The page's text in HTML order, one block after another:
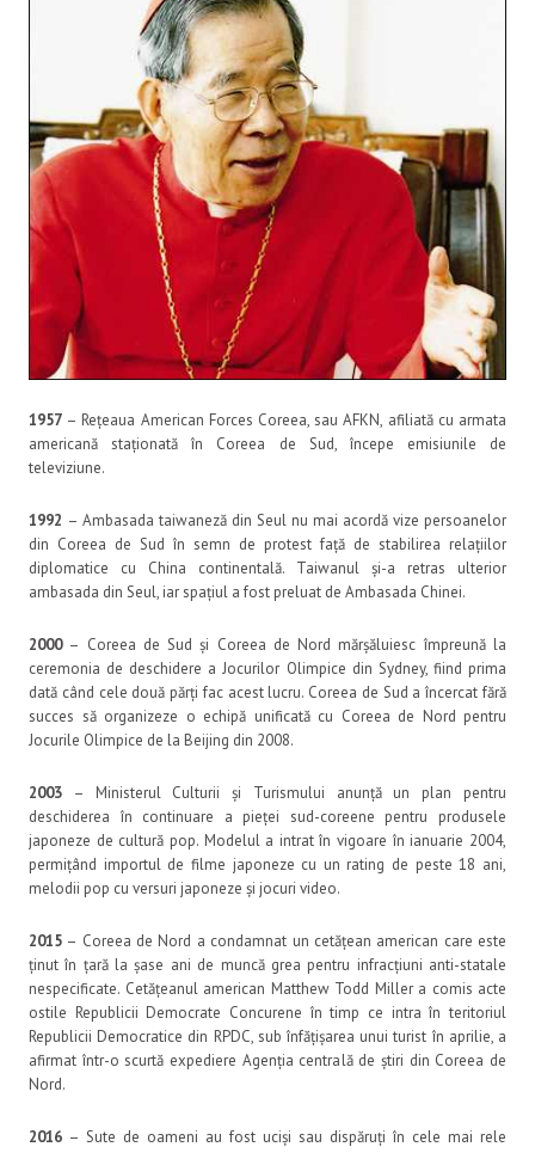
1957 – Rețeaua American Forces Coreea, sau AFKN, afiliată cu armata
americană staționată în Coreea de Sud, începe emisiunile de
televiziune.
1992 – Ambasada taiwaneză din Seul nu mai acordă vize persoanelor
din Coreea de Sud în semn de protest față de stabilirea relațiilor
diplomatice cu China continentală. Taiwanul și-a retras ulterior
ambasada din Seul, iar spațiul a fost preluat de Ambasada Chinei.
2000– Coreea de Sud și Coreea de Nord mărșăluiesc împreună la
ceremonia de deschidere a Jocurilor Olimpice din Sydney, fiind prima
dată când cele două părți fac acest lucru. Coreea de Sud a încercat fără
succes să organizeze o echipă unificată cu Coreea de Nord pentru
Jocurile Olimpice de la Beijing din 2008.
2003 – Ministerul Culturii și Turismului anunță un plan pentru
deschiderea în continuare a pieței sud-coreene pentru produsele
japoneze de cultură pop. Modelul a intrat în vigoare în ianuarie 2004,
permițând importul de filme japoneze cu un rating de peste 18 ani,
melodii pop cu versuri japoneze și jocuri video.
2015 – Coreea de Nord a condamnat un cetățean american care este
ținut în țară la șase ani de muncă grea pentru infracțiuni anti-statale
nespecificate. Cetățeanul american Matthew Todd Miller a comis acte
ostile Republicii Democrate Concurene în timp ce intra în teritoriul
Republicii Democratice din RPDC, sub înfățișarea unui turist în aprilie, a
afirmat într-o scurtă expediere Agenția centrală de știri din Coreea de
Nord.
2016 – Sute de oameni au fost uciși sau dispăruți în cele mai rele